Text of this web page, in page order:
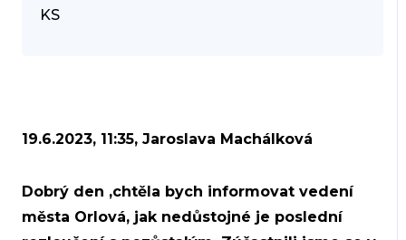
KS
19.6.2023, 11:35, Jaroslava Machálková
Dobrý den ,chtěla bych informovat vedení
města Orlová, jak nedůstojné je poslední